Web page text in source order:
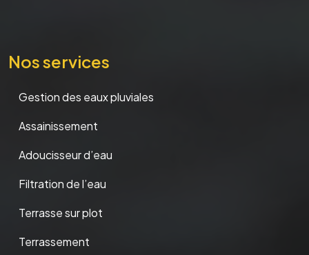
Nos services
Gestion des eaux pluviales
Assainissement
Adoucisseur d’eau
Filtration de l’eau
Terrasse sur plot
Terrassement